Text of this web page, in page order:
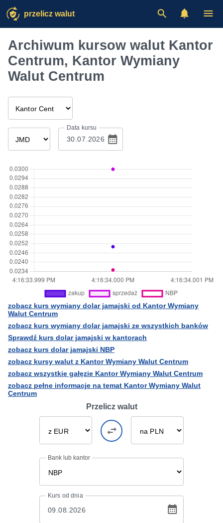
przelicz walut
Archiwum kursow walut Kantor
Centrum, Kantor Wymiany
Walut Centrum
Data kursu
zobacz kurs wymiany dolar jamajski od Kantor Wymiany
Walut Centrum
zobacz kurs wymiany dolar jamajski ze wszystkich banków
Sprawdź kurs dolar jamajski w kantorach
zobacz kurs dolar jamajski NBP
zobacz kursy walut z Kantor Wymiany Walut Centrum
zobacz wszystkie gałęzie Kantor Wymiany Walut Centrum
zobacz pełne informacje na temat Kantor Wymiany Walut
Centrum
Przelicz walut
Bank lub kantor
Kurs od dnia